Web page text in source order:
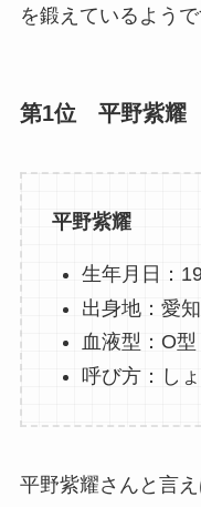
を鍛えているようで
第1位 平野紫耀
平野紫耀
生年月日：
出身地：愛
血液型：O型
呼び方：し
平野紫耀さんと言